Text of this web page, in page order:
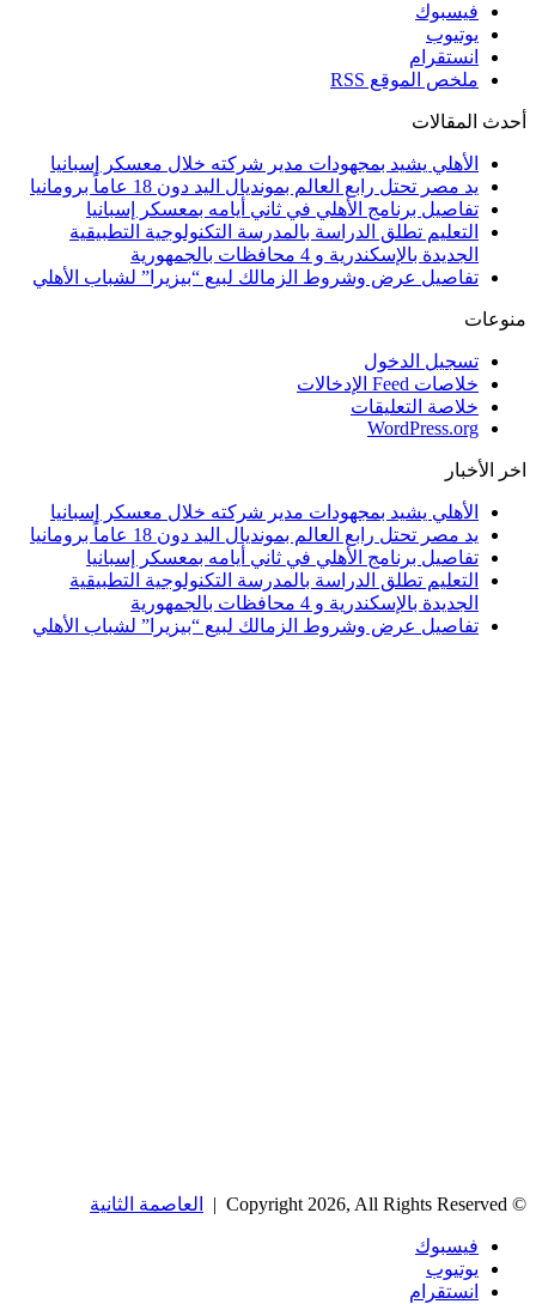
فيسبوك
يوتيوب
انستقرام
ملخص الموقع RSS
أحدث المقالات
الأهلي يشيد بمجهودات مدير شركته خلال معسكر إسبانيا
يد مصر تحتل رابع العالم بمونديال اليد دون 18 عاماً برومانيا
تفاصيل برنامج الأهلي في ثاني أيامه بمعسكر إسبانيا
التعليم تطلق الدراسة بالمدرسة التكنولوجية التطبيقية
الجديدة بالإسكندرية و 4 محافظات بالجمهورية
تفاصيل عرض وشروط الزمالك لبيع “بيزيرا” لشباب الأهلي
منوعات
تسجيل الدخول
خلاصات Feed الإدخالات
خلاصة التعليقات
WordPress.org
اخر الأخبار
الأهلي يشيد بمجهودات مدير شركته خلال معسكر إسبانيا
يد مصر تحتل رابع العالم بمونديال اليد دون 18 عاماً برومانيا
تفاصيل برنامج الأهلي في ثاني أيامه بمعسكر إسبانيا
التعليم تطلق الدراسة بالمدرسة التكنولوجية التطبيقية
الجديدة بالإسكندرية و 4 محافظات بالجمهورية
تفاصيل عرض وشروط الزمالك لبيع “بيزيرا” لشباب الأهلي
© Copyright 2026, All Rights Reserved | العاصمة الثانية
فيسبوك
يوتيوب
انستقرام